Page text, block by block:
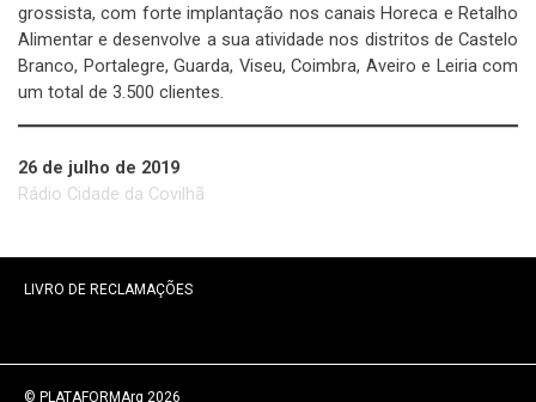
grossista, com forte implantação nos canais Horeca e Retalho
Alimentar e desenvolve a sua atividade nos distritos de Castelo
Branco, Portalegre, Guarda, Viseu, Coimbra, Aveiro e Leiria com
um total de 3.500 clientes.
26 de julho de 2019
Rádio Cidade da Covilhã
LIVRO DE RECLAMAÇÕES
© PLATAFORMArq 2026